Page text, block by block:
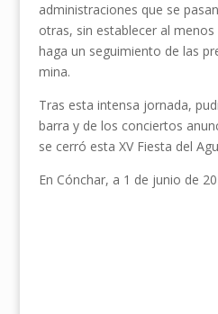
administraciones que se
otras, sin establecer al
haga un seguimiento de las
mina.
Tras esta intensa jornada,
barra y de los conciertos
se cerró esta XV Fiesta del
En Cónchar, a 1 de junio de